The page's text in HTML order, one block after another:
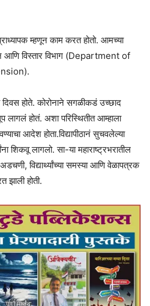
म्हणून काम करत होतो. आमच्या
आणि विस्तार विभाग (Department of
दिवस होते. कोरोनाने सगळीकडं उच्छाद
लागलं होतं. अशा परिस्थितीत आम्हाला
आदेश होता.विद्यापीठानं सुचवलेल्या
शिकवू लागलो. सा-या महाराष्ट्रभरातील
अडचणी, विद्यार्थ्यांच्या समस्या आणि वेळापत्रक
झाली होती.